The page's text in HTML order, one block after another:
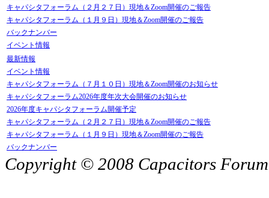
キャパシタフォーラム（２月２７日）現地＆Zoom開催のご報告
キャパシタフォーラム（１月９日）現地＆Zoom開催のご報告
バックナンバー
イベント情報
最新情報
イベント情報
キャパシタフォーラム（７月１０日）現地＆Zoom開催のお知らせ
キャパシタフォーラム2026年度年次大会開催のお知らせ
2026年度キャパシタフォーラム開催予定
キャパシタフォーラム（２月２７日）現地＆Zoom開催のご報告
キャパシタフォーラム（１月９日）現地＆Zoom開催のご報告
バックナンバー
Copyright © 2008 Capacitors